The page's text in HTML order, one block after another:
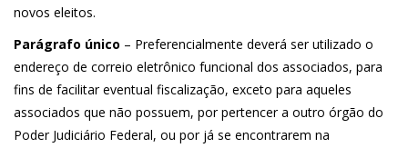
novos eleitos.
Parágrafo único – Preferencialmente deverá ser utilizado o
endereço de correio eletrônico funcional dos associados, para
fins de facilitar eventual fiscalização, exceto para aqueles
associados que não possuem, por pertencer a outro órgão do
Poder Judiciário Federal, ou por já se encontrarem na